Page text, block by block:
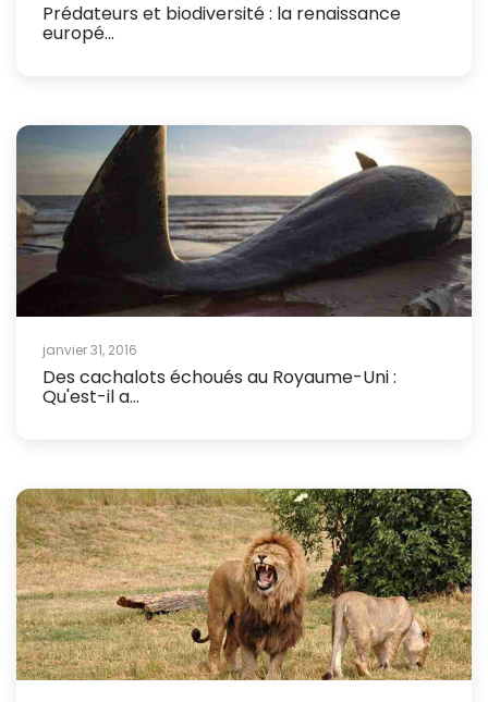
Prédateurs et biodiversité : la renaissance
europé...
janvier 31, 2016
Des cachalots échoués au Royaume-Uni :
Qu'est-il a...